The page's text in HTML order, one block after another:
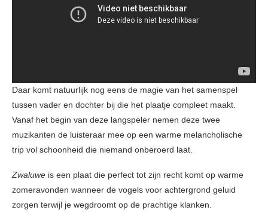
Daar komt natuurlijk nog eens de magie van het samenspel
tussen vader en dochter bij die het plaatje compleet maakt.
Vanaf het begin van deze langspeler nemen deze twee
muzikanten de luisteraar mee op een warme melancholische
trip vol schoonheid die niemand onberoerd laat.
Zwaluwe is een plaat die perfect tot zijn recht komt op warme
zomeravonden wanneer de vogels voor achtergrond geluid
zorgen terwijl je wegdroomt op de prachtige klanken.